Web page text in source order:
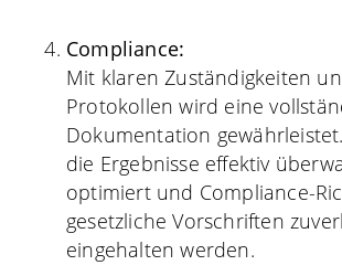
Compliance:
Mit klaren Zuständigkeiten
Protokollen wird eine
Dokumentation
die Ergebnisse effektiv
optimiert und Compliance-
gesetzliche Vorschriften
eingehalten werden.